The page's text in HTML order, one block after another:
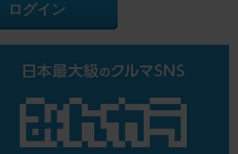
ログイン